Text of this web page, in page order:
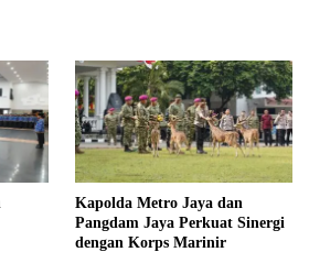
Kapolda Metro Jaya dan
Pangdam Jaya Perkuat Sinergi
dengan Korps Marinir